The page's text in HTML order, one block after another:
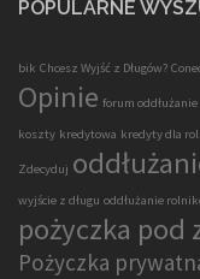
POPULARNE
bik Chcesz Wyjść z Długów?
Opinie forum oddłużanie
koszty kredytowa kredyty dla
Zdecyduj
wyjście z długu oddłużanie
pożyczka pod
Pożyczka